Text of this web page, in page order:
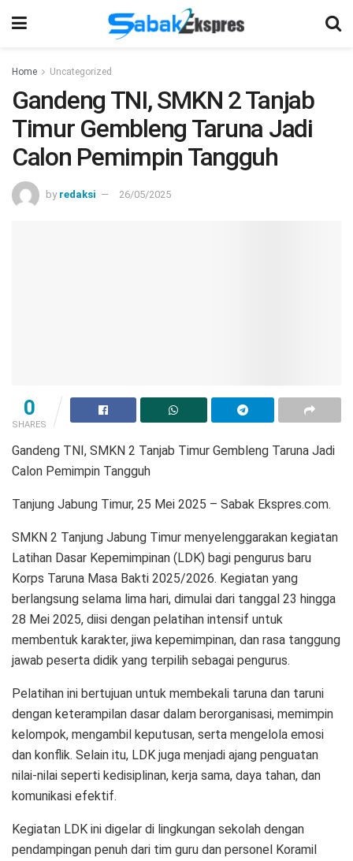
Home Uncategorized
Gandeng TNI, SMKN 2 Tanjab
Timur Gembleng Taruna Jadi
Calon Pemimpin Tangguh
by redaksi 26/05/2025
0
SHARES
Gandeng TNI, SMKN 2 Tanjab Timur Gembleng Taruna Jadi
Calon Pemimpin Tangguh
Tanjung Jabung Timur, 25 Mei 2025 – Sabak Ekspres.com.
SMKN 2 Tanjung Jabung Timur menyelenggarakan kegiatan
Latihan Dasar Kepemimpinan (LDK) bagi pengurus baru
Korps Taruna Masa Bakti 2025/2026. Kegiatan yang
berlangsung selama lima hari, dimulai dari tanggal 23 hingga
28 Mei 2025, diisi dengan pelatihan intensif untuk
membentuk karakter, jiwa kepemimpinan, dan rasa tanggung
jawab peserta didik yang terpilih sebagai pengurus.
Pelatihan ini bertujuan untuk membekali taruna dan taruni
dengan keterampilan dasar dalam berorganisasi, memimpin
kelompok, mengambil keputusan, serta mengelola emosi
dan konflik. Selain itu, LDK juga menjadi ajang penguatan
nilai-nilai seperti kedisiplinan, kerja sama, daya tahan, dan
komunikasi efektif.
Kegiatan LDK ini digelar di lingkungan sekolah dengan
pendampingan penuh dari tim guru dan personel Koramil